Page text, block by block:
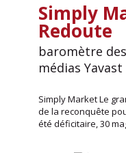
Simply
Redoute
baromètre
médias Yavast
Simply Market Le
de la reconquête
été déficitaire, 30